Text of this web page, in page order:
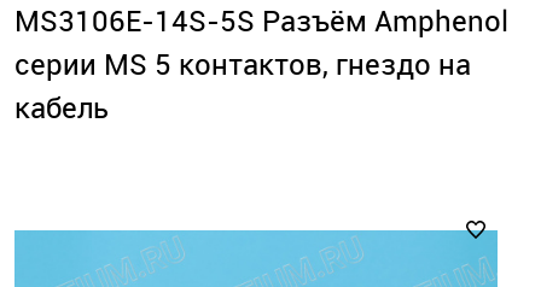
MS3106E-14S-5S Разъём Amphenol
серии MS 5 контактов, гнездо на
кабель